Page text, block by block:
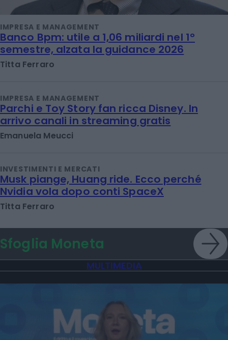
IMPRESA E MANAGEMENT
Banco Bpm: utile a 1,06 miliardi nel 1°
semestre, alzata la guidance 2026
Titta Ferraro
IMPRESA E MANAGEMENT
Parchi e Toy Story fan ricca Disney. In
arrivo canali in streaming gratis
Emanuela Meucci
INVESTIMENTI E MERCATI
Musk piange, Huang ride. Ecco perché
Nvidia vola dopo conti SpaceX
Titta Ferraro
Sfoglia Moneta
MULTIMEDIA